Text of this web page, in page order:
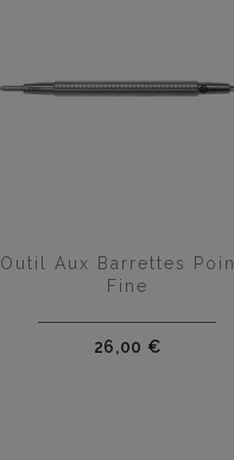
Outil Aux Barrettes
Fine
Prix
26,00 €
Aperçu rapide